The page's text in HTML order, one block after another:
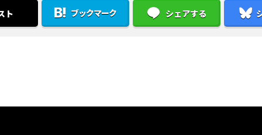
ト ブックマーク シェアする